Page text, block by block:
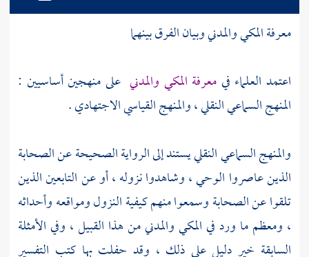
معرفة المكي والمدني وبيان الفرق بينهما
اعتمد العلماء فيمعرفة المكي والمدني على منهجين أساسيين :
المنهج السماعي النقلي ، والمنهج القياسي الاجتهادي .
والمنهج السماعي النقلي يستند إلى الرواية الصحيحة عن الصحابة
الذين عاصروا الوحي ، وشاهدوا نزوله ، أو عن التابعين الذين
تلقوا عن الصحابة وسمعوا منهم كيفية النزول ومواقعه وأحداثه
، ومعظم ما ورد في المكي والمدني من هذا القبيل ، وفي الأمثلة
السابقة خير دليل على ذلك ، وقد حفلت بها كتب التفسير